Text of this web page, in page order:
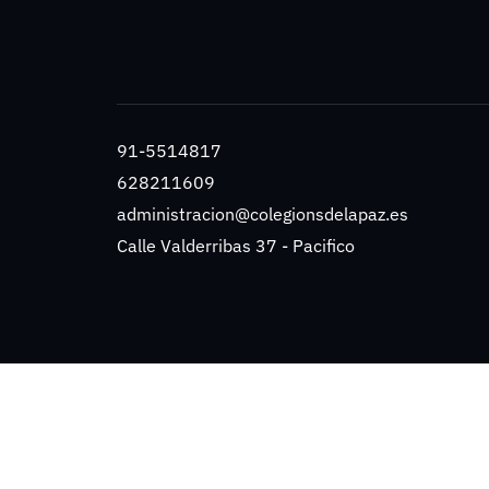
91-5514817
628211609
administracion@colegionsdelapaz.es
Calle Valderribas 37 - Pacifico